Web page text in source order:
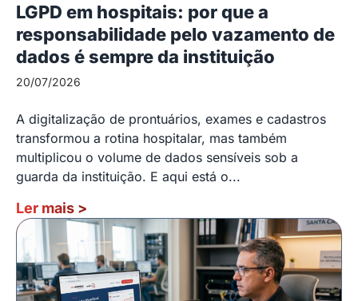
LGPD em hospitais: por que a
responsabilidade pelo vazamento de
dados é sempre da instituição
20/07/2026
A digitalização de prontuários, exames e cadastros
transformou a rotina hospitalar, mas também
multiplicou o volume de dados sensíveis sob a
guarda da instituição. E aqui está o...
Ler mais >